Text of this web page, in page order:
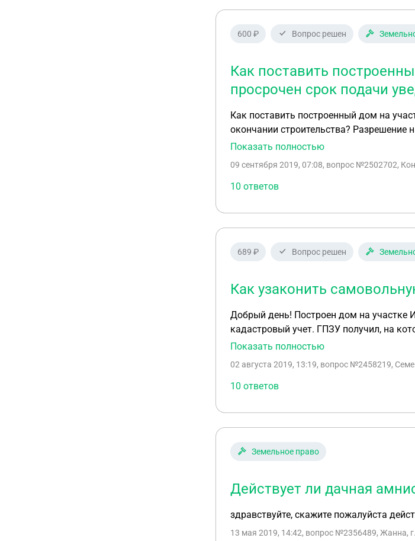
600 ₽ Вопрос решен
Как поставить
просрочен срок подачи
Как поставить построенный дом на
окончании строительства? Разрешение на строительство было выдано в 2006 году - срок 10 лет. В 2016 истекло.
Срок не продлевался. Уведомление об окончании строительства было подано в январе 2019г. - отказ (пю 17 ст. 55
окончании строительства застройщику
считается ненаправленным.
Показать полностью
09 сентября 2019, 07:08, вопрос №2502702,
10 ответов
689 ₽ Вопрос решен
Как узаконить
Добрый день! Построен дом на участке
кадастровый учет. ГПЗУ получил, на
лесная полоса и до леса нет 30 метров,
Нужно ли и есть ли возможность
соответствии. Подскажите, пожалуйста,
Если вариантов без суда нет, то ответ не
Показать полностью
02 августа 2019, 13:19, вопрос №2458219,
10 ответов
Земельное право
Действует ли дачная
здравствуйте, скажите пожалуйста
13 мая 2019, 14:42, вопрос №2356489, Жанна,